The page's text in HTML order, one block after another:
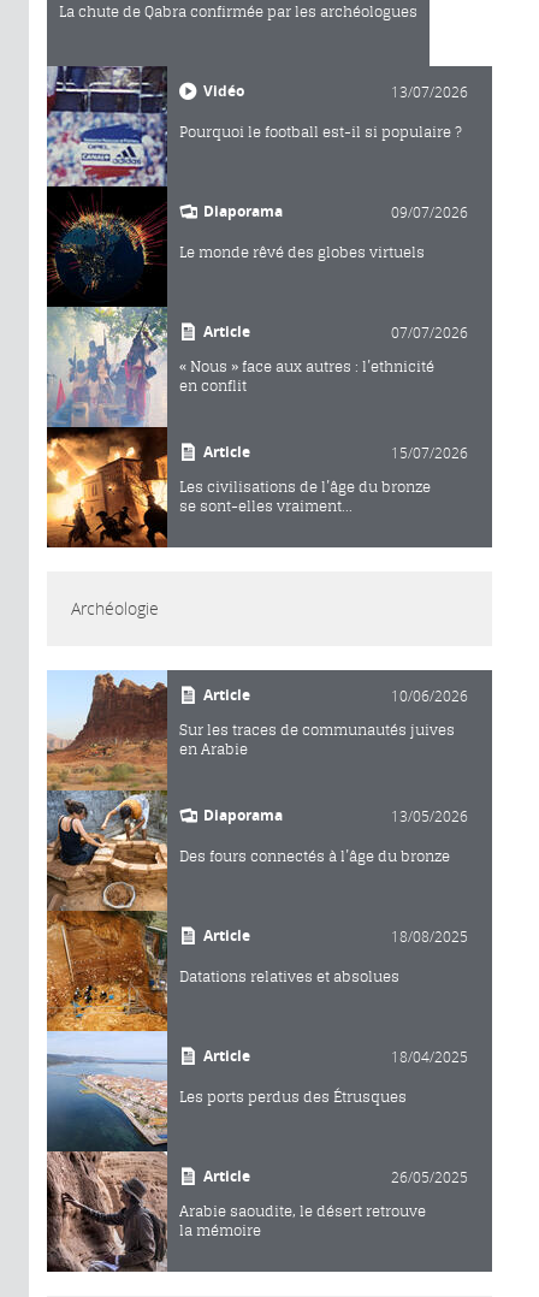
La chute de Qabra confirmée par les archéologues
Vidéo 13/07/2026
Pourquoi le football est-il si populaire ?
Diaporama 09/07/2026
Le monde rêvé des globes virtuels
Article 07/07/2026
« Nous » face aux autres : l’ethnicité
en conflit
Article 15/07/2026
Les civilisations de l’âge du bronze
se sont-elles vraiment...
Archéologie
Article 10/06/2026
Sur les traces de communautés juives
en Arabie
Diaporama 13/05/2026
Des fours connectés à l’âge du bronze
Article 18/08/2025
Datations relatives et absolues
Article 18/04/2025
Les ports perdus des Étrusques
Article 26/05/2025
Arabie saoudite, le désert retrouve
la mémoire